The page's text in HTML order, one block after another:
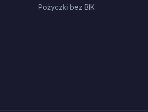
Pożyczki bez BIK